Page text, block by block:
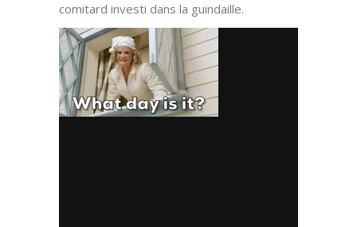
comitard investi dans la guindaille.